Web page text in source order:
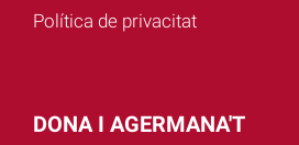
Política de privacitat
DONA I AGERMANA'T